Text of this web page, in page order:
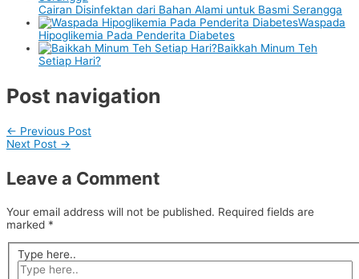
Cairan Disinfektan dari Bahan Alami untuk Basmi Serangga
Waspada
Hipoglikemia Pada Penderita Diabetes
Baikkah Minum Teh
Setiap Hari?
Post navigation
← Previous Post
Next Post →
Leave a Comment
Your email address will not be published. Required fields are
marked *
Type here..